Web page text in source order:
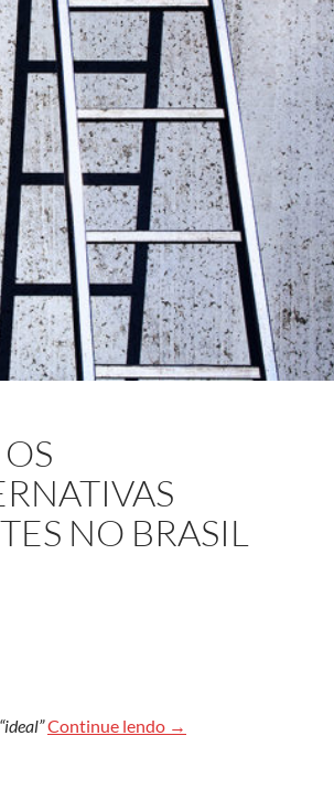
NO BRASIL
Continue lendo Qual o melhor
→